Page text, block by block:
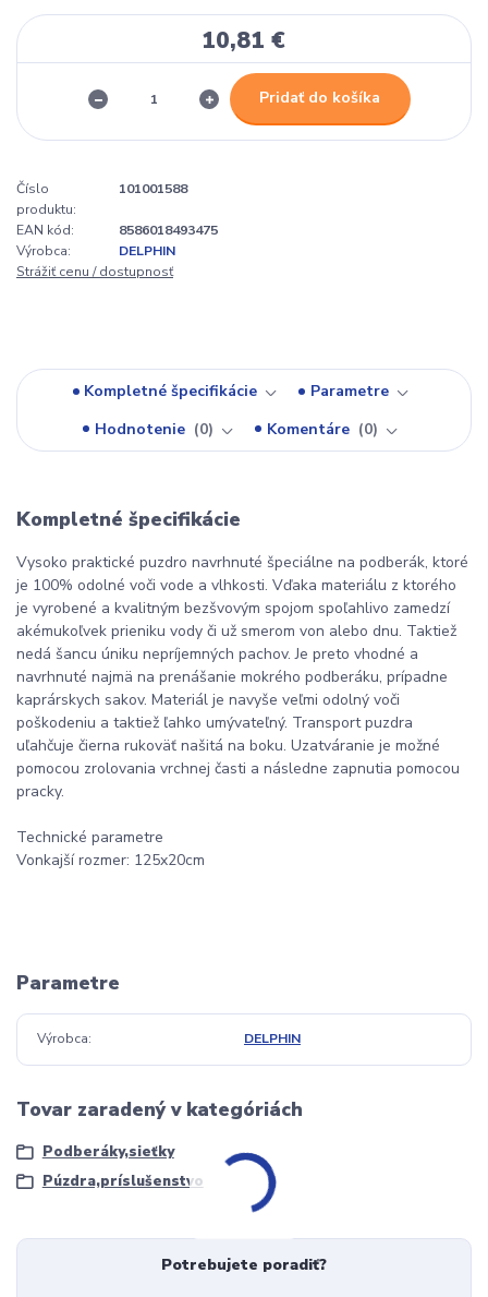
10,81 €
Pridať do košíka
Číslo
produktu:
101001588
EAN kód:
8586018493475
Výrobca:
DELPHIN
Strážiť cenu / dostupnosť
Kompletné špecifikácie
Parametre
Hodnotenie
0 Komentáre 0
Kompletné špecifikácie
Vysoko praktické puzdro navrhnuté špeciálne na podberák, ktoré
je 100% odolné voči vode a vlhkosti. Vďaka materiálu z ktorého
je vyrobené a kvalitným bezšvovým spojom spoľahlivo zamedzí
akémukoľvek prieniku vody či už smerom von alebo dnu. Taktiež
nedá šancu úniku nepríjemných pachov. Je preto vhodné a
navrhnuté najmä na prenášanie mokrého podberáku, prípadne
kaprárskych sakov. Materiál je navyše veľmi odolný voči
poškodeniu a taktiež ľahko umývateľný. Transport puzdra
uľahčuje čierna rukoväť našitá na boku. Uzatváranie je možné
pomocou zrolovania vrchnej časti a následne zapnutia pomocou
pracky.
Technické parametre
Vonkajší rozmer: 125x20cm
Parametre
Výrobca DELPHIN
Tovar zaradený v kategóriách
Podberáky,sieťky
Púzdra,príslušenstvo
Potrebujete poradiť?